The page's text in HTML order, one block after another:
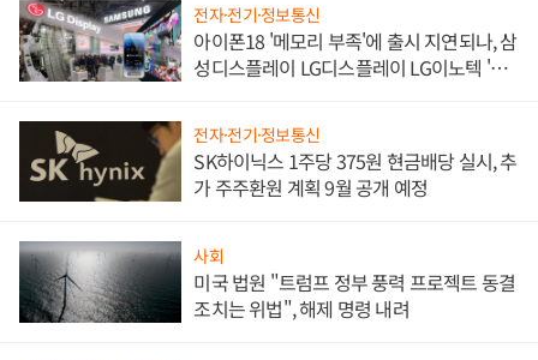
전자·전기·정보통신
아이폰18 '메모리 부족'에 출시 지연되나, 삼
성디스플레이 LG디스플레이 LG이노텍 '탈
전자·전기·정보통신
SK하이닉스 1주당 375원 현금배당 실시, 추
가 주주환원 계획 9월 공개 예정
사회
미국 법원 "트럼프 정부 풍력 프로젝트 동결
조치는 위법", 해제 명령 내려